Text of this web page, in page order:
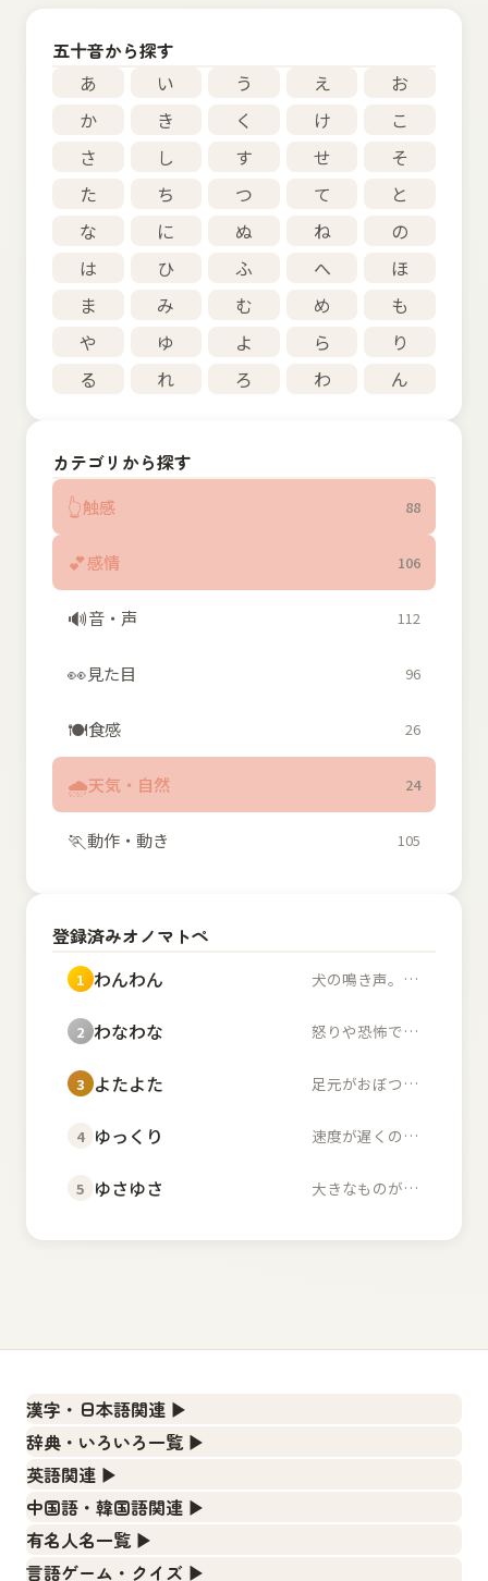
五十音から探す
あ
い う え
お
か
き く け
こ
さ
し す せ
そ
た
ち つ て
と
な
に ぬ ね
の
は
ひ ふ へ
ほ
ま
み む め
も
や
ゆ よ ら
り
る
れ ろ わ ん
カテゴリから探す
👆触感 88
💕感情 106
🔊音・声 112
👀見た目 96
🍽️食感 26
🌧️天気・自然 24
🏃動作・動き 105
登録済みオノマトペ
1 わんわん 犬の鳴き声。また、幼...
2 わなわな 怒りや恐怖で体が小刻...
3 よたよた 足元がおぼつかず不安...
4 ゆっくり 速度が遅くのんびりし...
5 ゆさゆさ 大きなものが左右に揺...
漢字・日本語関連 ▶
漢字の読み方検索、手書き入力、書き順練習など、日本語学
習に役立つツールを集めています。
人名漢字辞典 - 読み方検索
手書き漢字入力
漢字の書き方・書き順 書き取り練習帳
辞典・いろいろ一覧 ▶
部首・画数別の漢字一覧、熟語辞典、地名・駅名検索など、
各種リファレンスツールです。
部首画数別漢字一覧
常用漢字一覧
英語関連 ▶
カタカナ語・略語の意味検索、発音記号、リスニング練習な
ど英語学習ツールです。
カタカナ語の意味・発音・類語辞典
中国語・韓国語関連 ▶
中国語のピンイン変換、韓国語の手書き入力など、アジア言
語学習ツールです。
有名人名一覧 ▶
海外セレブやスポーツ選手の名前の読み方・発音を確認でき
言語ゲーム・クイズ ▶